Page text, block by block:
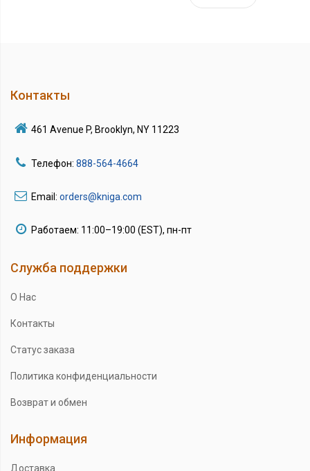
Контакты
461 Avenue P, Brooklyn, NY 11223
Телефон: 888-564-4664
Email: orders@kniga.com
Работаем: 11:00–19:00 (EST), пн-пт
Служба поддержки
О Нас
Контакты
Статус заказа
Политика конфиденциальности
Возврат и обмен
Информация
Доставка